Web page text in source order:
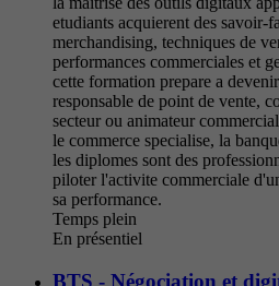
etudiants acquierent des savoir-
merchandising, techniques de
performances commerciales et
cette formation prepare a
responsable de point de vente,
secteur ou animateur
le commerce specialise, la
les diplomes sont des
piloter l'activite commerciale
sa performance.
Temps plein
En présentiel
BTS - Négociation et